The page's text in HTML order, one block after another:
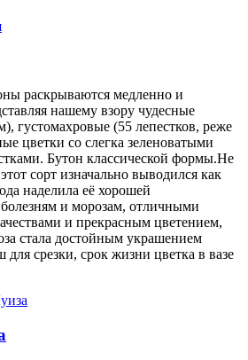
раскрываются медленно и
нашему взору чудесные
густомахровые (55 лепестков, реже
цветки со слегка зеленоватыми
Бутон классической формы.Не
сорт изначально выводился как
наделила её хорошей
и морозам, отличными
и прекрасным цветением,
стала достойным украшением
для срезки, срок жизни цветка в вазе